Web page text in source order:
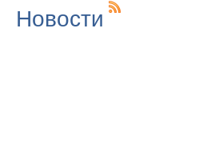
Новости